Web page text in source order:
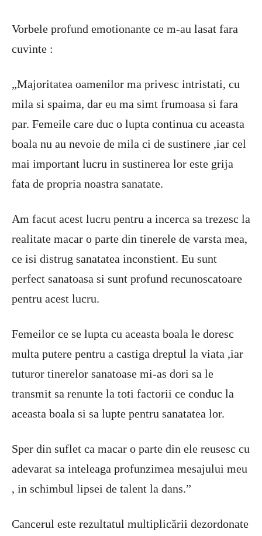
Vorbele profund emotionante ce m-au lasat fara
cuvinte :
„Majoritatea oamenilor ma privesc intristati, cu
mila si spaima, dar eu ma simt frumoasa si fara
par. Femeile care duc o lupta continua cu aceasta
boala nu au nevoie de mila ci de sustinere ,iar cel
mai important lucru in sustinerea lor este grija
fata de propria noastra sanatate.
Am facut acest lucru pentru a incerca sa trezesc la
realitate macar o parte din tinerele de varsta mea,
ce isi distrug sanatatea inconstient. Eu sunt
perfect sanatoasa si sunt profund recunoscatoare
pentru acest lucru.
Femeilor ce se lupta cu aceasta boala le doresc
multa putere pentru a castiga dreptul la viata ,iar
tuturor tinerelor sanatoase mi-as dori sa le
transmit sa renunte la toti factorii ce conduc la
aceasta boala si sa lupte pentru sanatatea lor.
Sper din suflet ca macar o parte din ele reusesc cu
adevarat sa inteleaga profunzimea mesajului meu
, in schimbul lipsei de talent la dans.”
Cancerul este rezultatul multiplicării dezordonate